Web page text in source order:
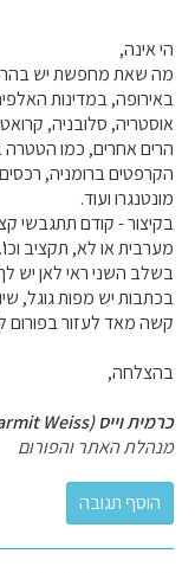
הי אינה,
מה שאת מחפשת יש
באירופה, במדינות
אוסטריה, סלובניה,
הרים אחרים, כמו הטטרה
הקרפטים ברומניה,
מונטנגרו ועוד.
בקיצור - קודם תתגבשי
מערבית או לא, תקציב וכו'.
בשלב השני ראי לאן יש
בכתבות יש מפות גוגל,
קשה מאד לעזור בפורום
בהצלחה,
כרמית וייס (Carmit Weiss)
מנהלת האתר והפורום